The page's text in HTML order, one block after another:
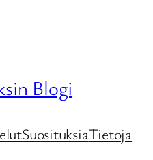
Blogi
SuosituksiaTietoja